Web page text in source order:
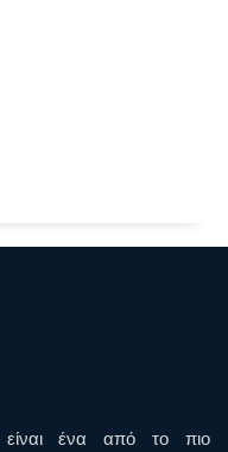
είναι ένα από το πιο